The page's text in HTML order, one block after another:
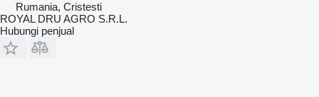
Rumania, Cristesti
ROYAL DRU AGRO S.R.L.
Hubungi penjual